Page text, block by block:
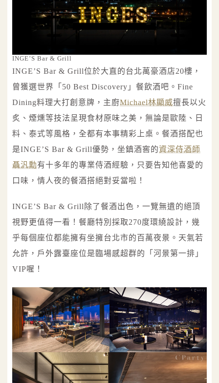
INGE’S Bar & Grill
INGE’S Bar & Grill位於大直的台北萬豪酒店20樓，
曾獲選世界「50 Best Discovery」餐飲酒吧。Fine
Dining料理大打創意牌，主廚Michael林顯威擅長以火
炙、煙燻等技法呈現食材原味之美，無論是歐陸、日
料、泰式等風格，全都有本事精彩上桌。餐酒搭配也
是INGE’S Bar & Grill優勢，坐鎮酒窖的資深侍酒師
聶汎勳有十多年的專業侍酒經驗，只要告知他喜愛的
口味，情人夜的餐酒搭絕對妥當啦！
INGE’S Bar & Grill除了餐酒出色，一覽無遺的絕頂
視野更值得一看！餐廳特別採取270度環繞設計，幾
乎每個座位都能擁有坐擁台北市的百萬夜景。天氣若
允許，戶外露臺座位是臨場感超群的「河景第一排」
VIP喔！